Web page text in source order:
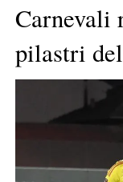
Carnevali
pilastri